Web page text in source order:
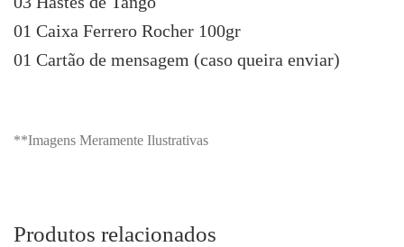
01 Caixa Ferrero Rocher 100gr
01 Cartão de mensagem (caso queira enviar)
**Imagens Meramente Ilustrativas
Produtos relacionados